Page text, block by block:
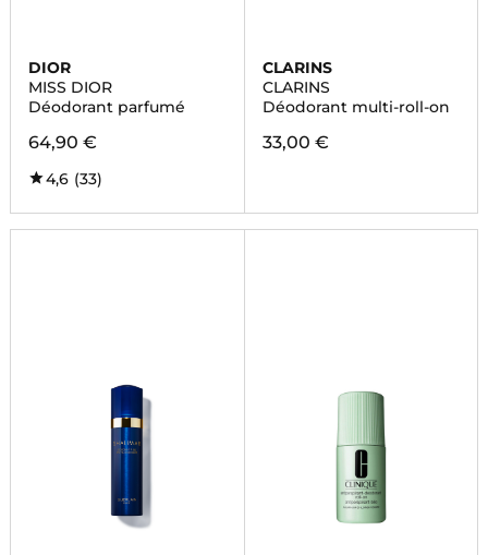
DIOR
MISS DIOR
Déodorant parfumé
64,90 €
4,6 (33)
CLARINS
CLARINS
Déodorant multi-roll-on
33,00 €